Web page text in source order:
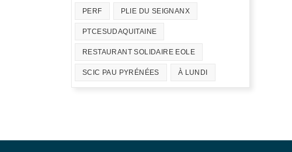
PERF PLIE DU SEIGNANX
PTCESUDAQUITAINE
RESTAURANT SOLIDAIRE EOLE
SCIC PAU PYRÉNÉES À LUNDI